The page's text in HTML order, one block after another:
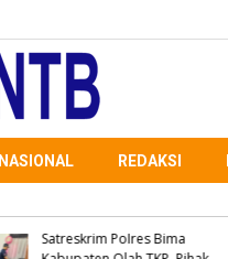
NASIONAL REDAKSI
Terduga Pelaku Pengedar
Narkoba Jenis Shabu 4